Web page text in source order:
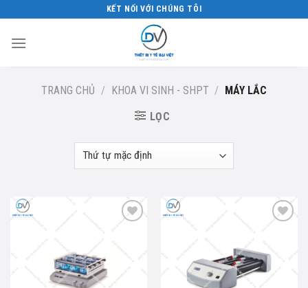
content
KẾT NỐI VỚI CHÚNG TÔI
TRANG CHỦ / KHOA VI SINH - SHPT / MÁY LẮC
LỌC